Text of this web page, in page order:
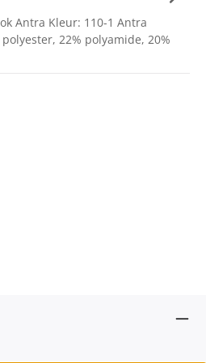
Antra Kleur: 110-1 Antra
22% polyamide, 20%